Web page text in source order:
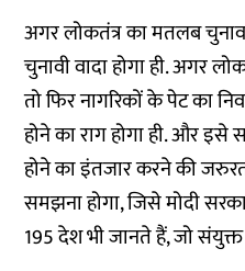
अगर लोकतंत्र का मतलब
चुनावी वादा होगा ही. अगर
तो फिर नागरिकों के पेट का
होने का राग होगा ही. और
होने का इंतजार करने की
समझना होगा, जिसे मोदी
195 देश भी जानते हैं, जो संयुक्त